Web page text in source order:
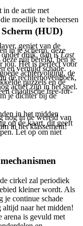
de actie met
moeilijk te beheersen
geniet van de
druk, dan isLast
jou. Het is perfect voor
achtervolging, de
puzzels en de
chaotische free-for-
nog in de wereld van
in het klassement!
(HUD)
in je scherm, deze
nul bereikt, ben je
en vermijd schade.
de rechterbovenhoek,
actief zijn in het spel.
je dichter bij de
in het midden
op de kaart, dit geeft
Let op om niet
cirkel zal periodiek
kleiner wordt. Als
je continue schade
naar het midden!
arena is gevuld met